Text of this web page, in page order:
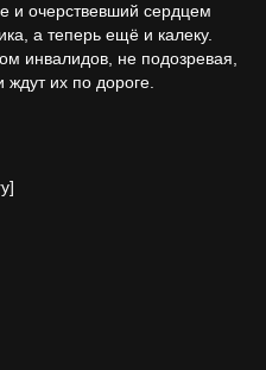
и очерствевший сердцем
а теперь ещё и калеку.
инвалидов, не подозревая,
их по дороге.